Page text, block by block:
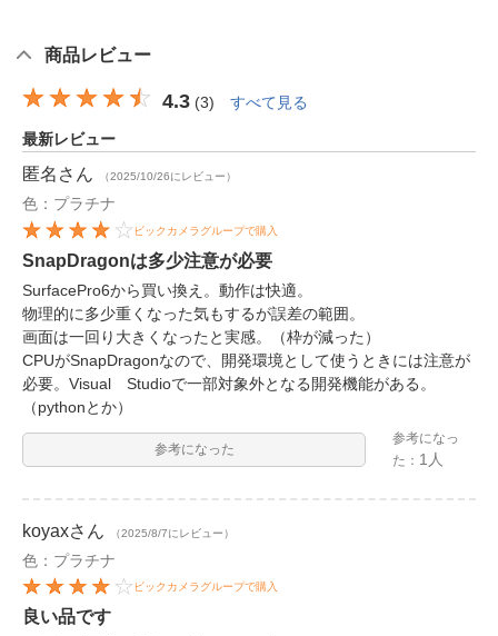
商品レビュー
4.3 (3) すべて見る
最新レビュー
匿名 さん （2025/10/26にレビュー）
色：プラチナ
ビックカメラグループで購入
SnapDragonは多少注意が必要
SurfacePro6から買い換え。動作は快適。
物理的に多少重くなった気もするが誤差の範囲。
画面は一回り大きくなったと実感。（枠が減った）
CPUがSnapDragonなので、開発環境として使うときには注意が
必要。Visual Studioで一部対象外となる開発機能がある。
（pythonとか）
参考になった
参考になっ
た： 1人
koyaxさん （2025/8/7にレビュー）
色：プラチナ
ビックカメラグループで購入
良い品です